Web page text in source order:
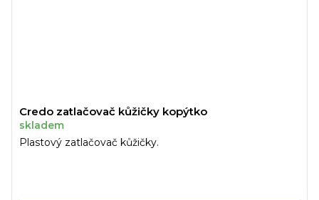
Credo zatlačovač kůžičky kopýtko
skladem
Plastový zatlačovač kůžičky.